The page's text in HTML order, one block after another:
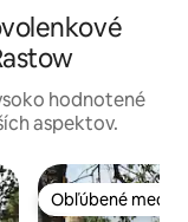
hodnotené
aspektov.
Obľúbené medzi
Obľúbené medzi